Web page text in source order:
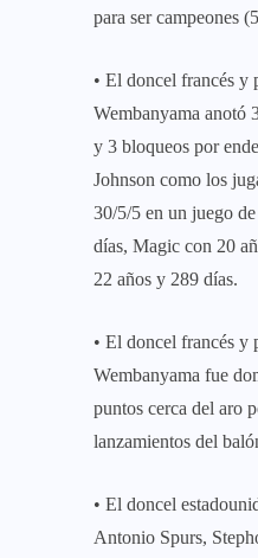
para ser campeones
• El doncel francés
Wembanyama anotó
y 3 bloqueos por
Johnson como los
30/5/5 en un juego
días, Magic con 20
22 años y 289 días.
• El doncel francés
Wembanyama fue
puntos cerca del aro
lanzamientos del
• El doncel
Antonio Spurs,